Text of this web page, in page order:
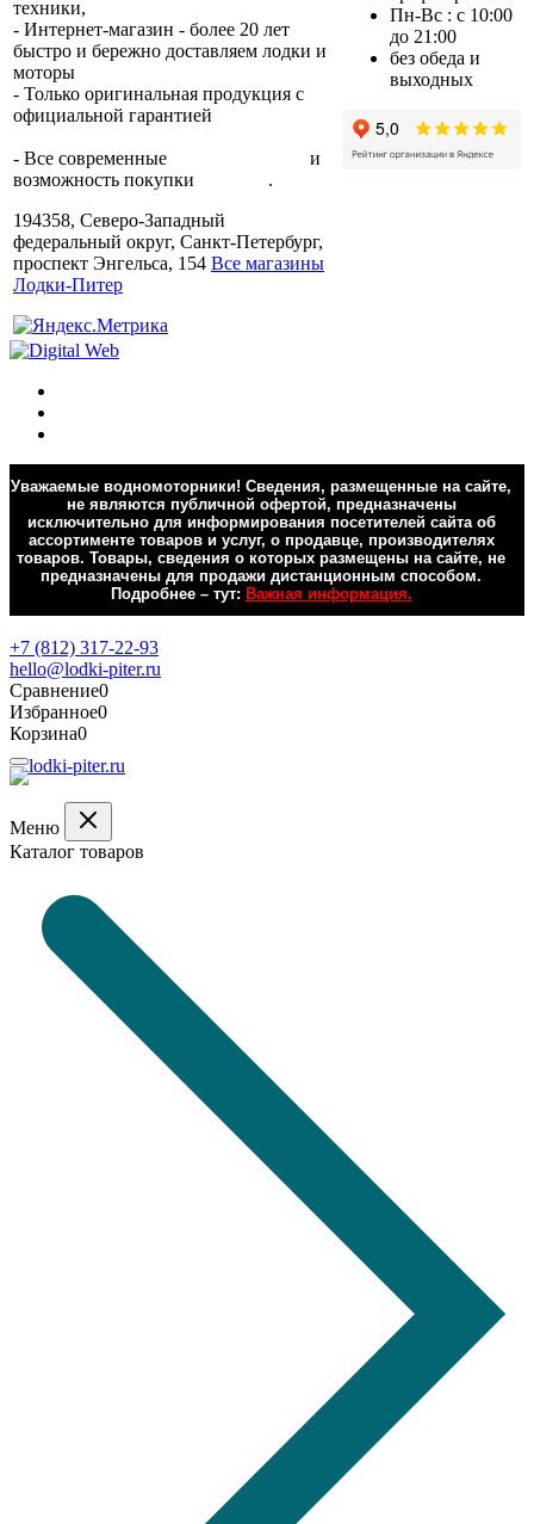
техники,
- Интернет-магазин - более 20 лет
быстро и бережно доставляем лодки и
моторы
- Только оригинальная продукция с
официальной гарантией
- Все современные
и
возможность покупки
.
194358, Северо-Западный
федеральный округ, Санкт-Петербург,
проспект Энгельса, 154 Все магазины
Лодки-Питер
Пн-Вс : с 10:00
до 21:00
без обеда и
выходных
Уважаемые водномоторники! Сведения, размещенные на сайте,
не являются публичной офертой, предназначены
исключительно для информирования посетителей сайта об
ассортименте товаров и услуг, о продавце, производителях
товаров. Товары, сведения о которых размещены на сайте, не
предназначены для продажи дистанционным способом.
Подробнее – тут: Важная информация.
+7 (812) 317-22-93
hello@lodki-piter.ru
Сравнение0
Избранное0
Корзина0
Меню
Каталог товаров